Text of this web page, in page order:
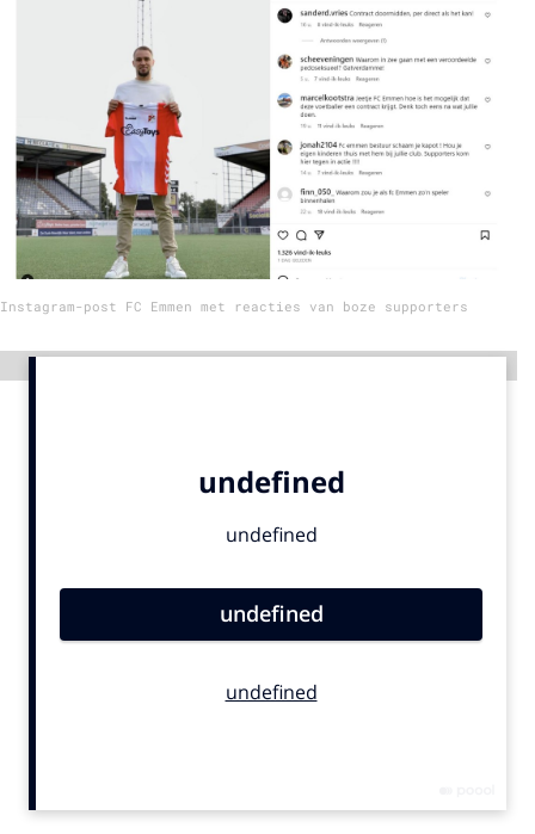
Home
9 sept: GenAI-training
12 nov: MarketingLive!
Adverteren
Events
Opleidingen
Vacatures
Campagnes
Design
Instagram-post FC Emmen met reacties van boze supporters